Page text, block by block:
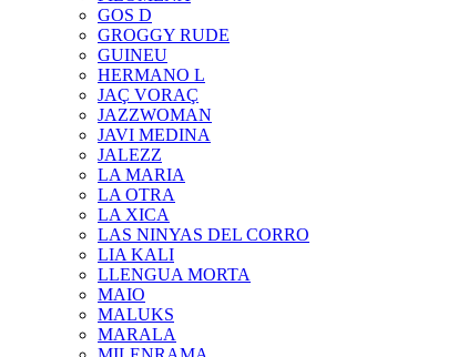
GOS D
GROGGY RUDE
GUINEU
HERMANO L
JAÇ VORAÇ
JAZZWOMAN
JAVI MEDINA
JALEZZ
LA MARIA
LA OTRA
LA XICA
LAS NINYAS DEL CORRO
LIA KALI
LLENGUA MORTA
MAIO
MALUKS
MARALA